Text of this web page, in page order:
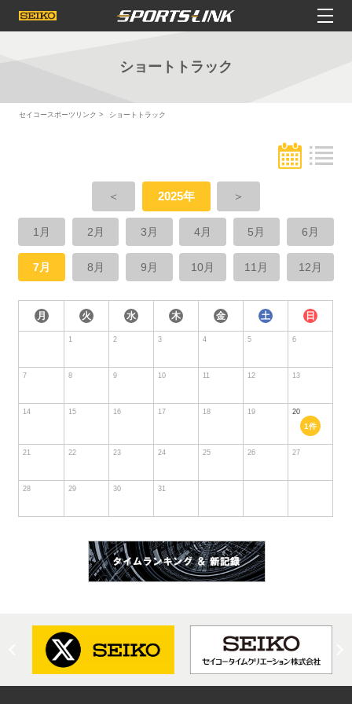
ショートトラック
セイコースポーツリンク ショートトラック
＜ 2025年 ＞
1月 2月 3月 4月 5月 6月
7月 8月 9月 10月 11月 12月
月 火 水 木 金 土 日
1 2 3 4 5 6
7 8 9 10 11 12 13
14 15 16 17 18 19 20
1件
21 22 23 24 25 26 27
28 29 30 31